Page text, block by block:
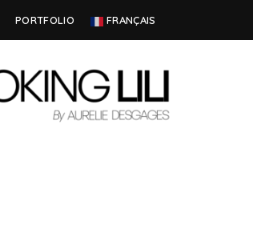
PORTFOLIO FRANÇAIS